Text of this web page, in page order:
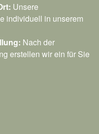
Unsere
individuell in unserem
Nach der
erstellen wir ein für Sie